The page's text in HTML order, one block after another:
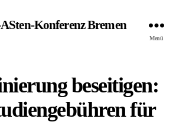
Konferenz Bremen
Menü
beseitigen:
für